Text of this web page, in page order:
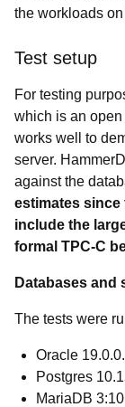
the workloads
Test setup
For testing
which is an
works well to
server.
against the
estimates
include the
formal TPC-C
Databases and
The tests were
Oracle 19.0.0.
Postgres
MariaDB